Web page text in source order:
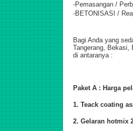
-Pemasangan /
-BETONISASI /
Bagi Anda yang
Tangerang, Bekasi,
di antaranya :
Paket A : Harga
1. Teack coating
2. Gelaran hotmix